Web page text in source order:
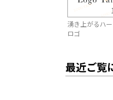
湧き上がるハ
ロゴ
最近ご覧